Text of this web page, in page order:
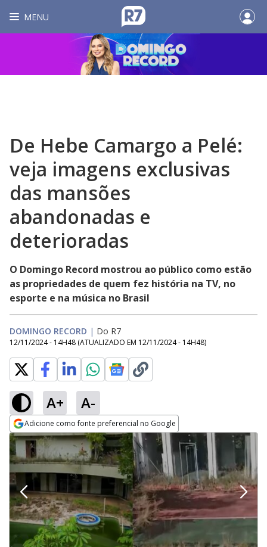
MENU
De Hebe Camargo a Pelé:
veja imagens exclusivas
das mansões
abandonadas e
deterioradas
O Domingo Record mostrou ao público como estão
as propriedades de quem fez história na TV, no
esporte e na música no Brasil
DOMINGO RECORD | Do R7
12/11/2024 - 14H48 (ATUALIZADO EM 12/11/2024 - 14H48)
A+ A-
Adicione como fonte preferencial no Google
Opens in new window